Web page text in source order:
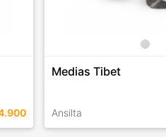
Medias Tibet
Ansilta